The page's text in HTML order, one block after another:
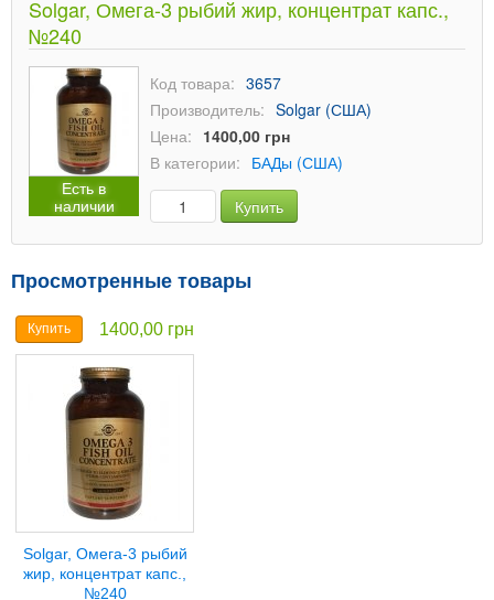
Solgar, Омега-3 рыбий жир, концентрат капс.,
№240
Есть в
наличии
Код товара: 3657
Производитель: Solgar (США)
Цена: 1400,00 грн
В категории: БАДы (США)
Купить
Просмотренные товары
Купить 1400,00 грн
Solgar, Омега-3 рыбий
жир, концентрат капс.,
№240